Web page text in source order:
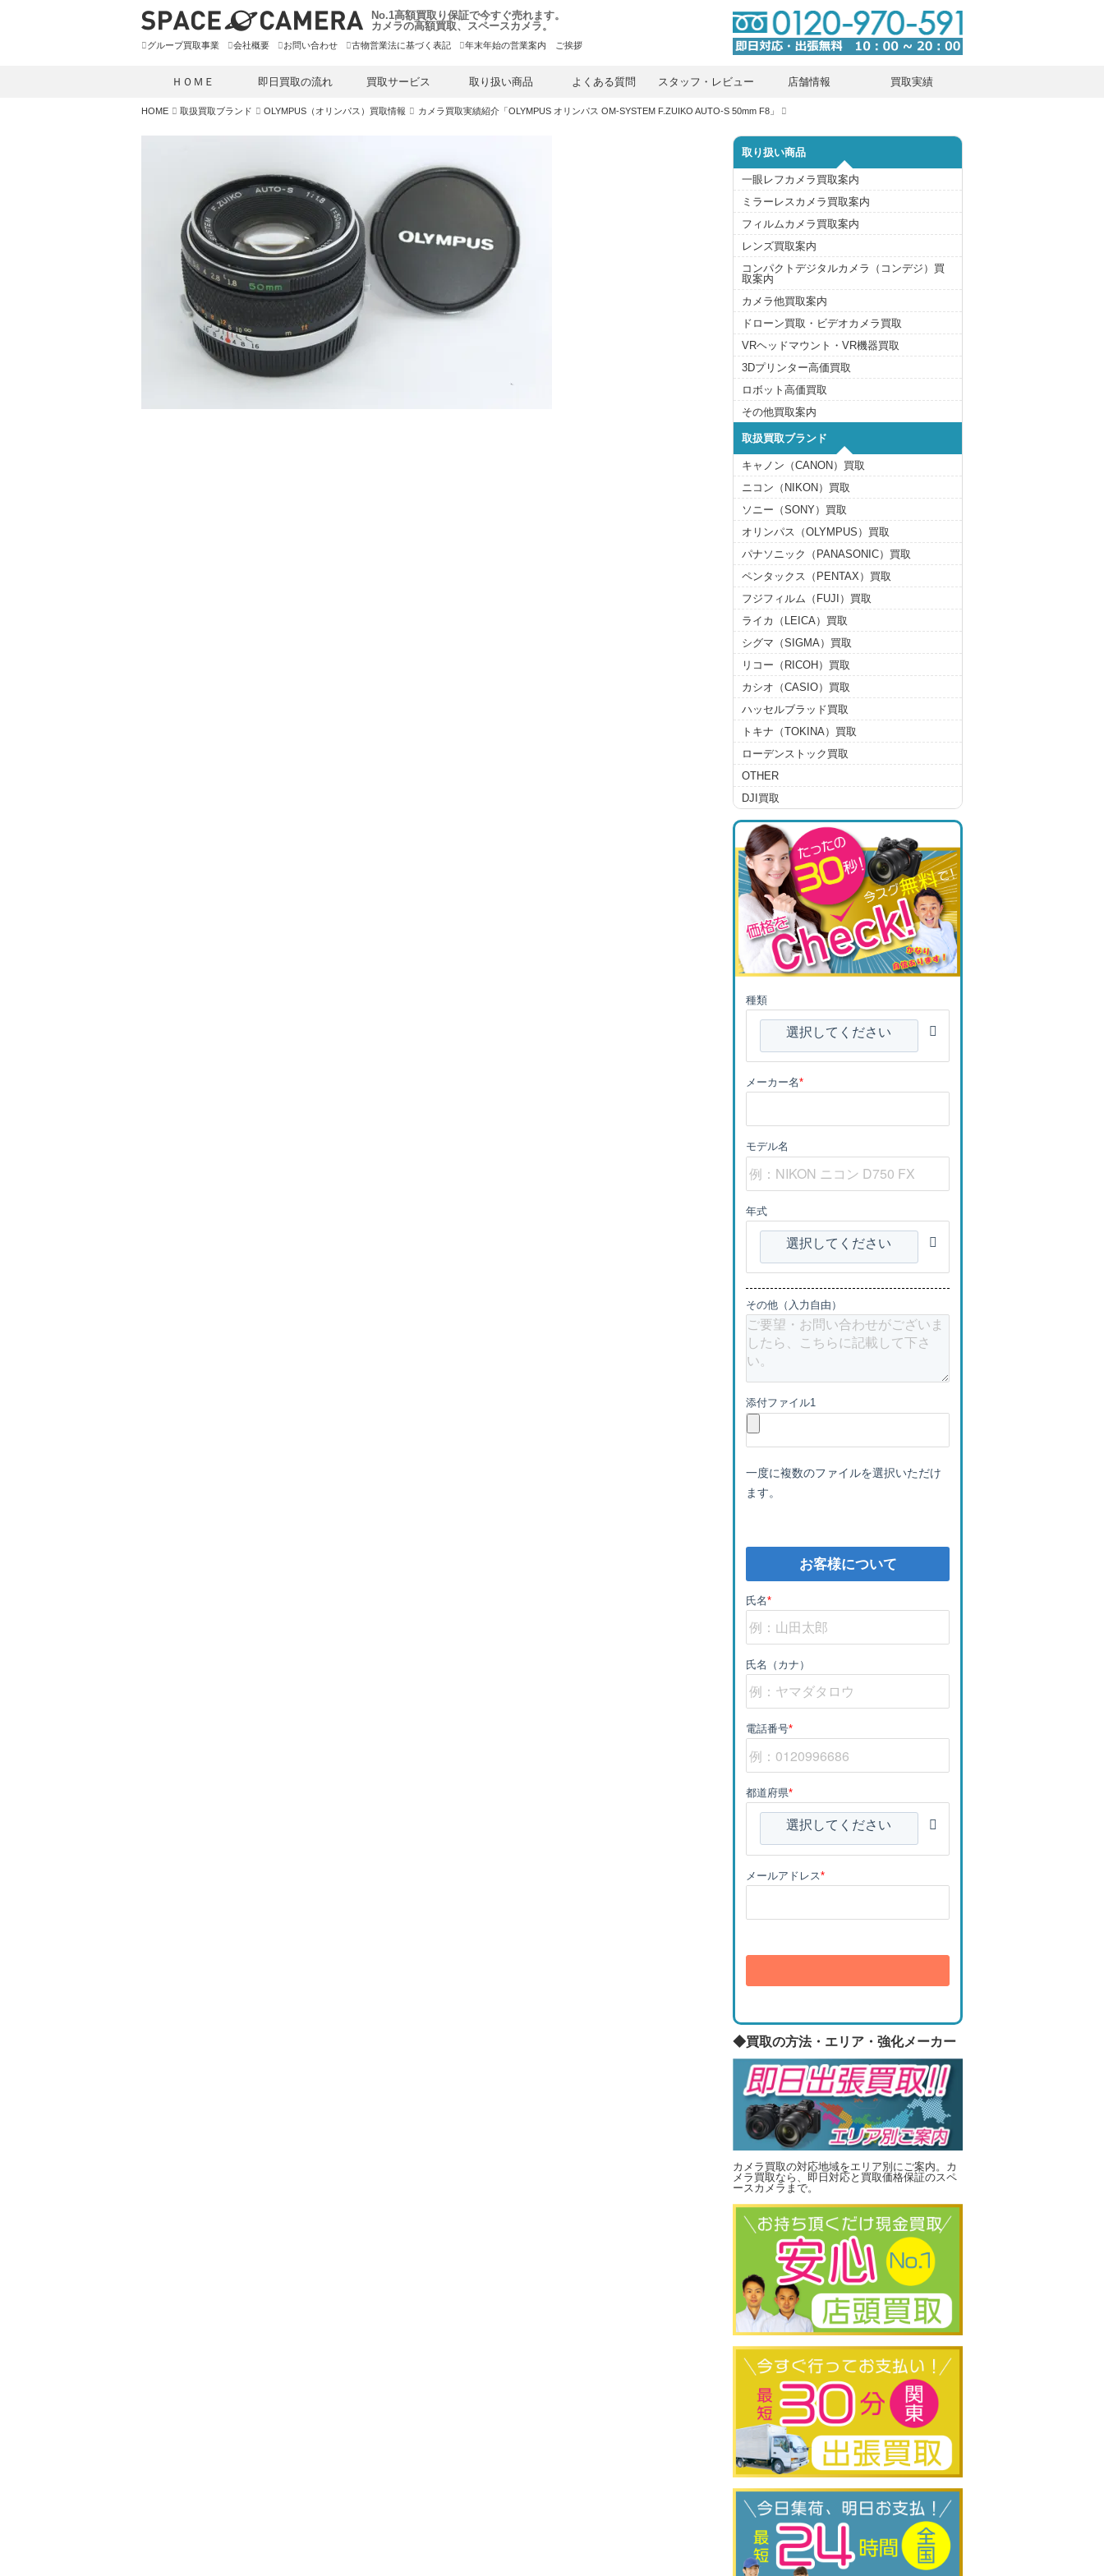
キ
No.1高額買取り保証で今すぐ売れます。
カメラの高額買取、スペースカメラ。
グループ買取事業 会社概要 お問い合わせ 古物営業法に基づく表記 年末年始の営業案内 ご挨拶
ＨＯＭＥ 即日買取の流れ 買取サービス 取り扱い商品 よくある質問 スタッフ・レビュー 店舗情報 買取実績
HOME 取扱買取ブランド OLYMPUS（オリンパス）買取情報 カメラ買取実績紹介「OLYMPUS オリンパス OM-SYSTEM F.ZUIKO AUTO-S 50mm F8」
取り扱い商品
一眼レフカメラ買取案内
ミラーレスカメラ買取案内
フィルムカメラ買取案内
レンズ買取案内
コンパクトデジタルカメラ（コンデジ）買
取案内
カメラ他買取案内
ドローン買取・ビデオカメラ買取
VRヘッドマウント・VR機器買取
3Dプリンター高価買取
ロボット高価買取
その他買取案内
取扱買取ブランド
キャノン（CANON）買取
ニコン（NIKON）買取
ソニー（SONY）買取
オリンパス（OLYMPUS）買取
パナソニック（PANASONIC）買取
ペンタックス（PENTAX）買取
フジフィルム（FUJI）買取
ライカ（LEICA）買取
シグマ（SIGMA）買取
リコー（RICOH）買取
カシオ（CASIO）買取
ハッセルブラッド買取
トキナ（TOKINA）買取
ローデンストック買取
OTHER
DJI買取
種類
選択してください
メーカー名*
モデル名
年式
選択してください
その他（入力自由）
添付ファイル1
一度に複数のファイルを選択いただけ
ます。
お客様について
氏名*
氏名（カナ）
電話番号*
都道府県*
選択してください
メールアドレス*
◆買取の方法・エリア・強化メーカー
カメラ買取の対応地域をエリア別にご案内。カ
メラ買取なら、即日対応と買取価格保証のスペ
ースカメラまで。